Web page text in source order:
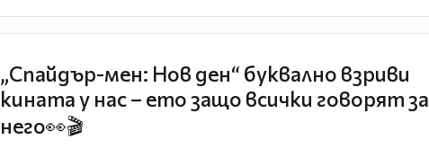
„Спайдър-мен: Нов ден“ буквално взриви
кината у нас – ето защо всички говорят за
него👀🎬